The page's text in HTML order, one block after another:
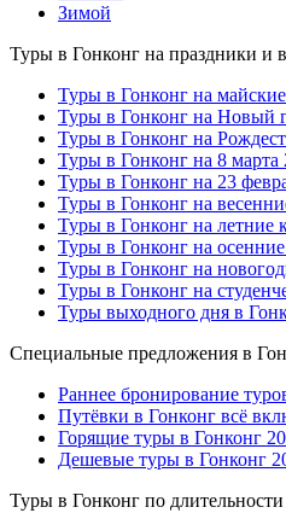
Зимой
Туры в Гонконг на праздники и
Туры в Гонконг на
Туры в Гонконг на Новый
Туры в Гонконг на
Туры в Гонконг на 8 марта
Туры в Гонконг на 23
Туры в Гонконг на
Туры в Гонконг на летние
Туры в Гонконг на
Туры в Гонконг на
Туры в Гонконг на
Туры выходного дня в
Специальные предложения в
Раннее бронирование
Путёвки в Гонконг всё
Горящие туры в Гонконг
Дешевые туры в Гонконг
Туры в Гонконг по длительности